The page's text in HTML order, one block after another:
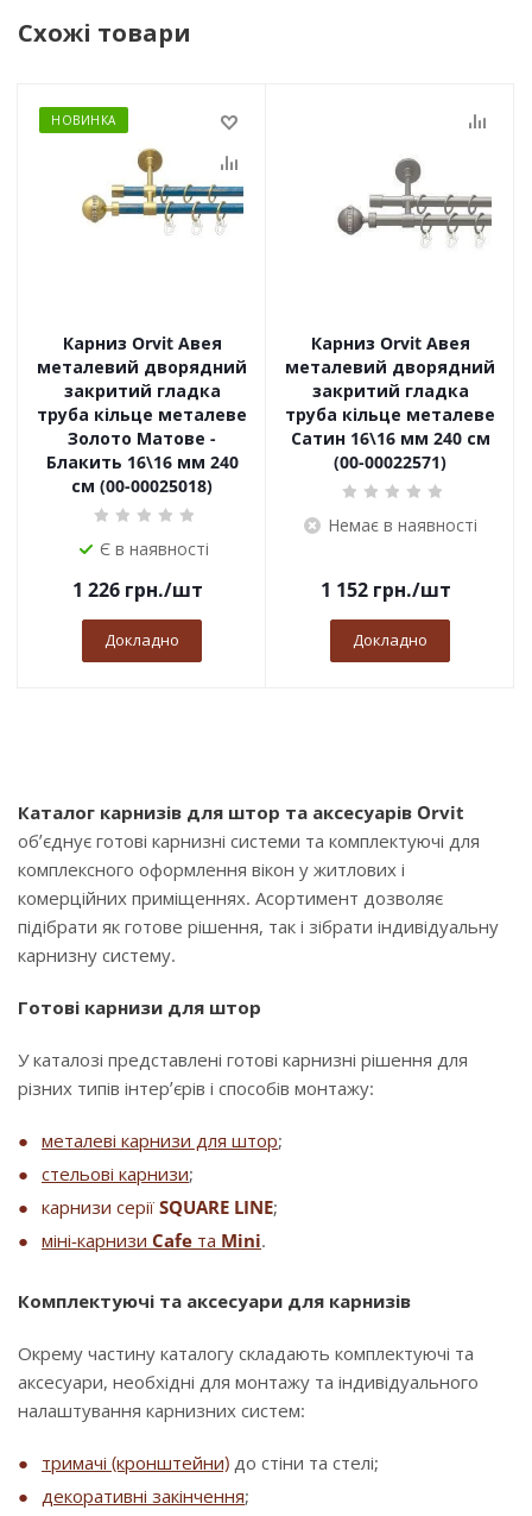
Схожі товари
НОВИНКА
Карниз Orvit Авея
металевий дворядний
закритий гладка
труба кільце металеве
Золото Матове -
Блакить 16\16 мм 240
см (00-00025018)
Є в наявності
1 226 грн./шт
Докладно
Карниз Orvit Авея
металевий дворядний
закритий гладка
труба кільце металеве
Сатин 16\16 мм 240 см
(00-00022571)
Немає в наявності
1 152 грн./шт
Докладно
Каталог карнизів для штор та аксесуарів Orvit
об’єднує готові карнизні системи та комплектуючі для
комплексного оформлення вікон у житлових і
комерційних приміщеннях. Асортимент дозволяє
підібрати як готове рішення, так і зібрати індивідуальну
карнизну систему.
Готові карнизи для штор
У каталозі представлені готові карнизні рішення для
різних типів інтер’єрів і способів монтажу:
металеві карнизи для штор;
стельові карнизи;
карнизи серії SQUARE LINE;
міні-карнизи Cafe та Mini.
Комплектуючі та аксесуари для карнизів
Окрему частину каталогу складають комплектуючі та
аксесуари, необхідні для монтажу та індивідуального
налаштування карнизних систем:
тримачі (кронштейни) до стіни та стелі;
декоративні закінчення;